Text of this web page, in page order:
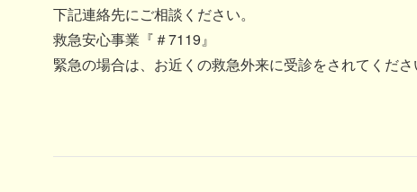
下記連絡先にご相談ください。
救急安心事業『＃7119』
緊急の場合は、お近くの救急外来に受診をされてくだ